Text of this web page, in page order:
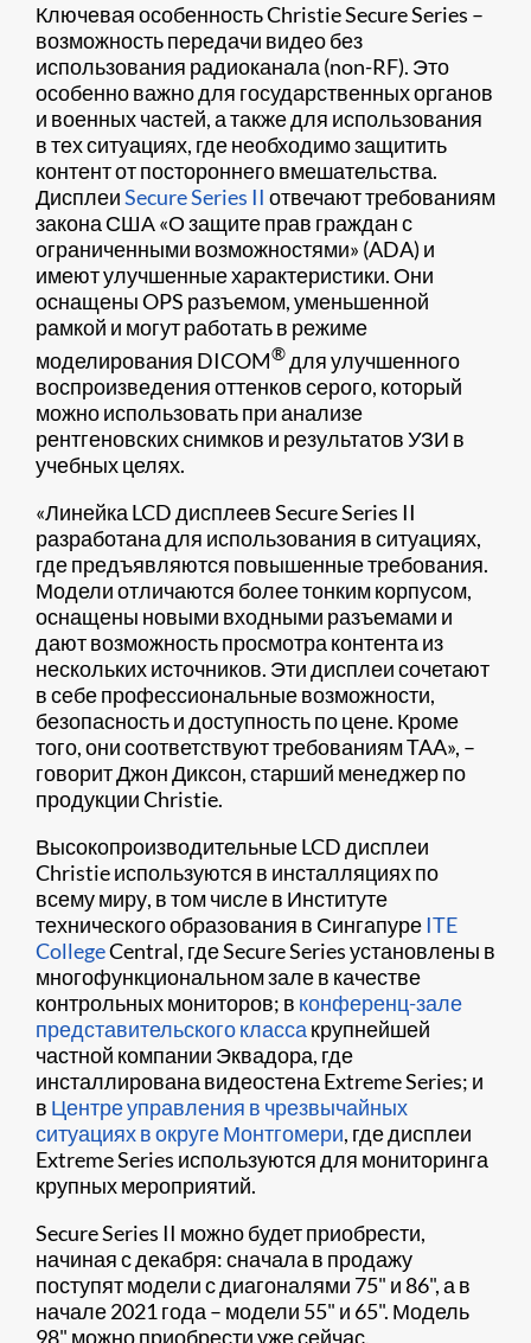
Ключевая особенность Christie Secure Series –
возможность передачи видео без
использования радиоканала (non-RF). Это
особенно важно для государственных органов
и военных частей, а также для использования
в тех ситуациях, где необходимо защитить
контент от постороннего вмешательства.
ДисплеиSecure Series II отвечают требованиям
закона США «О защите прав граждан с
ограниченными возможностями» (ADA) и
имеют улучшенные характеристики. Они
оснащены OPS разъемом, уменьшенной
рамкой и могут работать в режиме
моделирования DICOM®для улучшенного
воспроизведения оттенков серого, который
можно использовать при анализе
рентгеновских снимков и результатов УЗИ в
учебных целях.
«Линейка LCD дисплеев Secure Series II
разработана для использования в ситуациях,
где предъявляются повышенные требования.
Модели отличаются более тонким корпусом,
оснащены новыми входными разъемами и
дают возможность просмотра контента из
нескольких источников. Эти дисплеи сочетают
в себе профессиональные возможности,
безопасность и доступность по цене. Кроме
того, они соответствуют требованиям TAA», –
говорит Джон Диксон, старший менеджер по
продукции Christie.
Высокопроизводительные LCD дисплеи
Christie используются в инсталляциях по
всему миру, в том числе в Институте
технического образования в СингапуреITE
CollegeCentral, где Secure Series установлены в
многофункциональном зале в качестве
контрольных мониторов; в конференц-зале
представительского классакрупнейшей
частной компании Эквадора, где
инсталлирована видеостена Extreme Series; и
в Центре управления в чрезвычайных
ситуациях в округе Монтгомери, где дисплеи
Extreme Series используются для мониторинга
крупных мероприятий.
Secure Series II можно будет приобрести,
начиная с декабря: сначала в продажу
поступят модели с диагоналями 75" и 86", а в
начале 2021 года – модели 55" и 65". Модель
98" можно приобрести уже сейчас.